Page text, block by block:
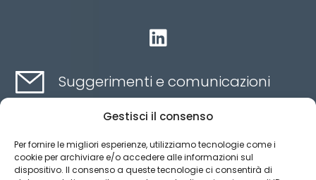
Gestisci il consenso
Per fornire le migliori esperienze, utilizziamo tecnologie come i
cookie per archiviare e/o accedere alle informazioni sul
dispositivo. Il consenso a queste tecnologie ci consentirà di

Suggerimenti e comunicazioni